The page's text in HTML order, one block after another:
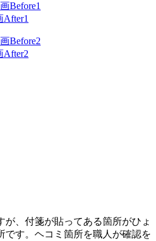
が、付箋が貼ってある箇所がひょ
です。ヘコミ箇所を職人が確認を